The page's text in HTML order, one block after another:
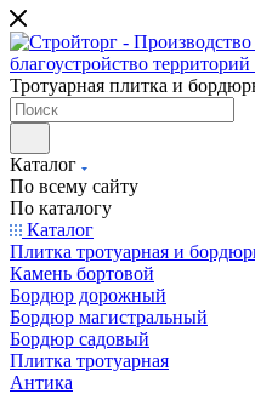
Тротуарная плитка и
Каталог
По всему сайту
По каталогу
Каталог
Плитка тротуарная и
Камень бортовой
Бордюр дорожный
Бордюр магистральный
Бордюр садовый
Плитка тротуарная
Антика